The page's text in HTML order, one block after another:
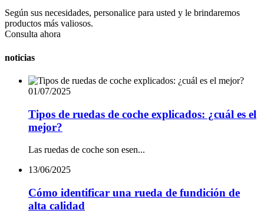
Según sus necesidades, personalice para usted y le brindaremos
productos más valiosos.
Consulta ahora
noticias
01/07/2025
Tipos de ruedas de coche explicados: ¿cuál es el
mejor?
Las ruedas de coche son esen...
13/06/2025
Cómo identificar una rueda de fundición de
alta calidad